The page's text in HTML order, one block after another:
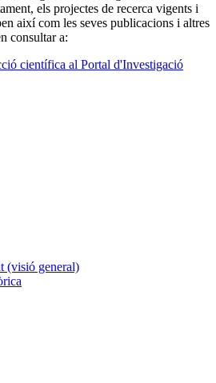
els projectes de recerca vigents i
així com les seves publicacions i altres
consultar a:
científica al Portal d'Investigació
(visió general)